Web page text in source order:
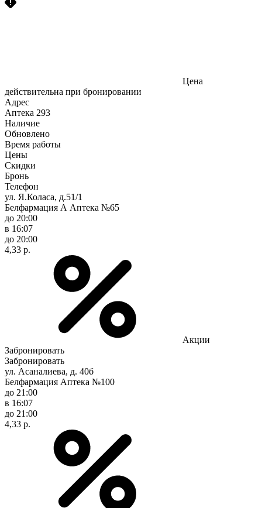
Цена
действительна при бронировании
Адрес
Аптека 293
Наличие
Обновлено
Время работы
Цены
Скидки
Бронь
Телефон
ул. Я.Коласа, д.51/1
Белфармация А Аптека №65
до 20:00
в 16:07
до 20:00
4,33 р.
Акции
Забронировать
Забронировать
ул. Асаналиева, д. 40б
Белфармация Аптека №100
до 21:00
в 16:07
до 21:00
4,33 р.